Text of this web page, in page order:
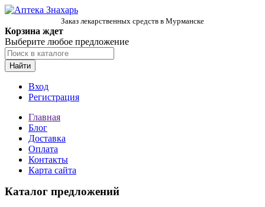
Заказ лекарственных средств в Мурманске
Корзина ждет
Выберите любое предложение
Найти
Вход
Регистрация
Главная
Блог
Доставка
Оплата
Контакты
Карта сайта
Каталог предложений